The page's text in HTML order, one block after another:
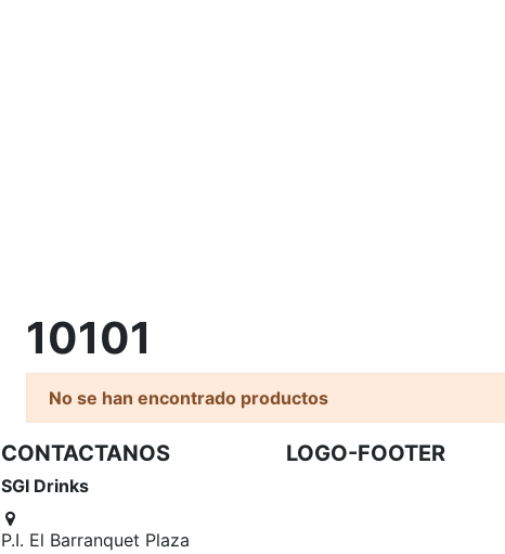
10101
No se han encontrado productos
CONTACTANOS
SGI Drinks
P.I. El Barranquet Plaza
LOGO-FOOTER